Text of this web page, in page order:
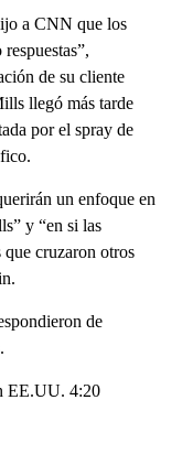
a CNN que los
de su cliente
llegó más tarde
por el spray de
un enfoque en
y “en si las
cruzaron otros
de
EE.UU. 4:20